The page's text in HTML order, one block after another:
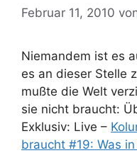
Februar 11, 2010
Niemandem ist es
es an dieser Stelle
mußte die Welt
sie nicht braucht:
Exklusiv: Live –
braucht #19: Was